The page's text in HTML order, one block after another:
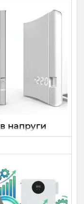
напруги